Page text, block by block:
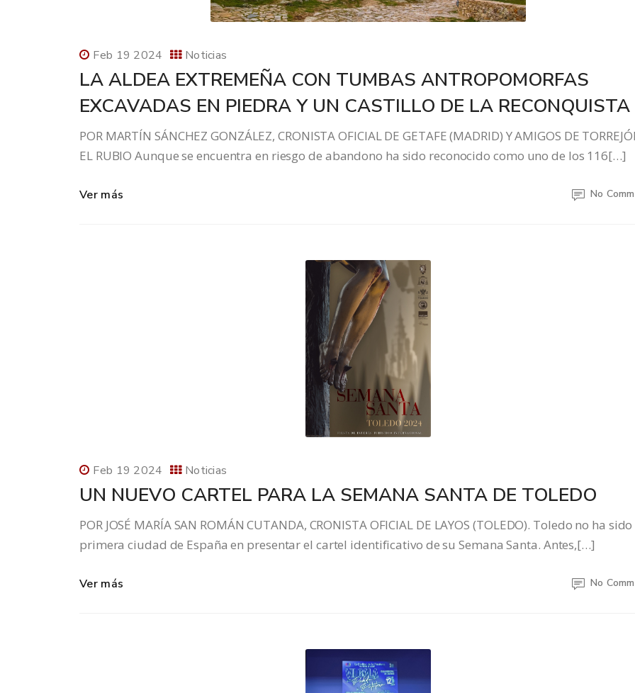
Feb 19 2024 Noticias
LA ALDEA EXTREMEÑA CON TUMBAS ANTROPOMORFAS
EXCAVADAS EN PIEDRA Y UN CASTILLO DE LA RECONQUISTA
POR MARTÍN SÁNCHEZ GONZÁLEZ, CRONISTA OFICIAL DE GETAFE (MADRID) Y AMIGOS DE
EL RUBIO Aunque se encuentra en riesgo de abandono ha sido reconocido como uno de los 116[…]
Ver más No
Feb 19 2024 Noticias
UN NUEVO CARTEL PARA LA SEMANA SANTA DE TOLEDO
POR JOSÉ MARÍA SAN ROMÁN CUTANDA, CRONISTA OFICIAL DE LAYOS (TOLEDO). Toledo no ha
primera ciudad de España en presentar el cartel identificativo de su Semana Santa. Antes,[…]
Ver más No